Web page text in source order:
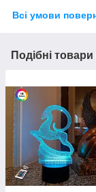
Всі умови
Подібні товари